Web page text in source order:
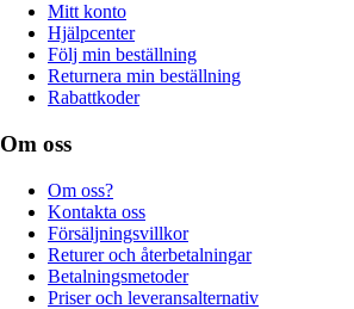
Mitt konto
Hjälpcenter
Följ min beställning
Returnera min beställning
Rabattkoder
Om oss
Om oss?
Kontakta oss
Försäljningsvillkor
Returer och återbetalningar
Betalningsmetoder
Priser och leveransalternativ